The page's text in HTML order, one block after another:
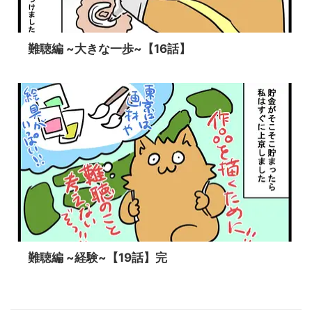
難聴編 ~大きな一歩~【16話】
難聴編 ~経験~【19話】完